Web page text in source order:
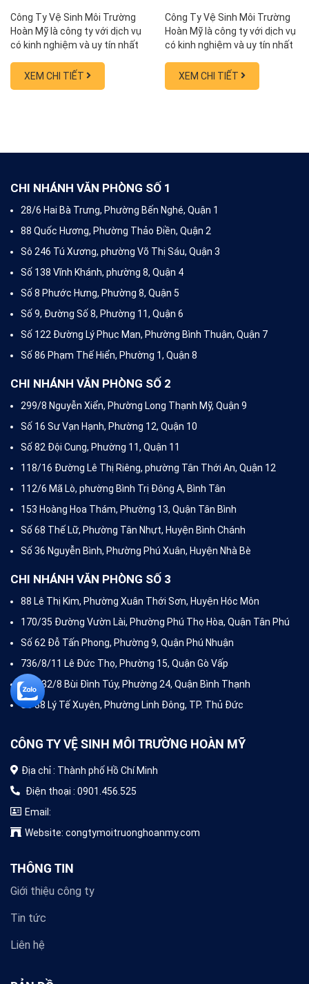
Công Ty Vệ Sinh Môi Trường
Hoàn Mỹ là công ty với dịch vụ
có kinh nghiệm và uy tín nhất
cầu, thông cống nghẹt, thông
tắc bồn cầu, sửa nhà vệ sinh
khách hàng hộ dân, nhà hàng,
XEM CHI TIẾT
Công Ty Vệ Sinh Môi Trường
Hoàn Mỹ là công ty với dịch vụ
có kinh nghiệm và uy tín nhất
cầu, thông cống nghẹt, thông
tắc bồn cầu, sửa nhà vệ sinh
khách hàng hộ dân, nhà hàng,
XEM CHI TIẾT
CHI NHÁNH VĂN PHÒNG SỐ 1
28/6 Hai Bà Trưng, Phường Bến Nghé, Quận 1
88 Quốc Hương, Phường Thảo Điền, Quận 2
Sô 246 Tú Xương, phường Võ Thị Sáu, Quận 3
Số 138 Vĩnh Khánh, phường 8, Quận 4
Số 8 Phước Hưng, Phường 8, Quận 5
Số 9, Đường Số 8, Phường 11, Quận 6
Số 122 Đường Lý Phục Man, Phường Bình Thuận, Quận 7
Số 86 Phạm Thế Hiển, Phường 1, Quận 8
CHI NHÁNH VĂN PHÒNG SỐ 2
299/8 Nguyễn Xiển, Phường Long Thạnh Mỹ, Quận 9
Số 16 Sư Vạn Hạnh, Phường 12, Quận 10
Số 82 Đội Cung, Phường 11, Quận 11
118/16 Đường Lê Thị Riêng, phường Tân Thới An, Quận 12
112/6 Mã Lò, phường Bình Trị Đông A, Bình Tân
153 Hoàng Hoa Thám, Phường 13, Quận Tân Bình
Số 68 Thế Lữ, Phường Tân Nhựt, Huyện Bình Chánh
Số 36 Nguyễn Bình, Phường Phú Xuân, Huyện Nhà Bè
CHI NHÁNH VĂN PHÒNG SỐ 3
88 Lê Thị Kim, Phường Xuân Thới Sơn, Huyện Hóc Môn
170/35 Đường Vườn Lài, Phường Phú Thọ Hòa, Quận Tân Phú
Số 62 Đỗ Tấn Phong, Phường 9, Quận Phú Nhuận
736/8/11 Lê Đức Thọ, Phường 15, Quận Gò Vấp
125/32/8 Bùi Đình Túy, Phường 24, Quận Bình Thạnh
Số 88 Lý Tế Xuyên, Phường Linh Đông, TP. Thủ Đức
CÔNG TY VỆ SINH MÔI TRƯỜNG HOÀN MỸ
Địa chỉ : Thành phố Hồ Chí Minh
Điện thoại : 0901.456.525
Email:
Website: congtymoitruonghoanmy.com
THÔNG TIN
Giới thiệu công ty
Tin tức
Liên hệ